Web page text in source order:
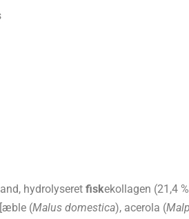
hydrolyseret fiskekollagen (21,4
(Malus domestica), acerola (